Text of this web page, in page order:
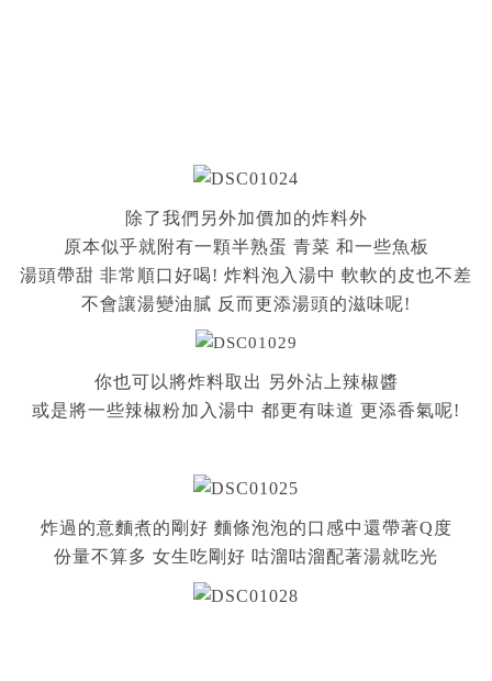
除了我們另外加價加的炸料外
原本似乎就附有一顆半熟蛋 青菜 和一些魚板
湯頭帶甜 非常順口好喝! 炸料泡入湯中 軟軟的皮也不差
不會讓湯變油膩 反而更添湯頭的滋味呢!
你也可以將炸料取出 另外沾上辣椒醬
或是將一些辣椒粉加入湯中 都更有味道 更添香氣呢!
炸過的意麵煮的剛好 麵條泡泡的口感中還帶著Q度
份量不算多 女生吃剛好 咕溜咕溜配著湯就吃光